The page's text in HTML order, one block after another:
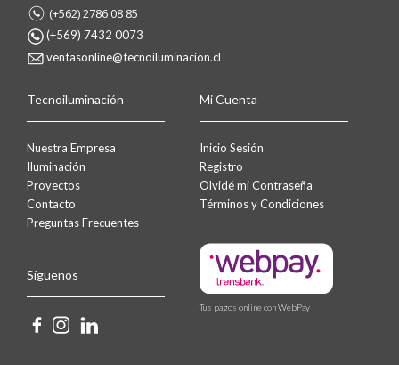
(+562) 2786 08 85
(+569) 7432 0073
ventasonline@tecnoiluminacion.cl
Tecnoiluminación
Nuestra Empresa
Iluminación
Proyectos
Contacto
Preguntas Frecuentes
Síguenos
Mi Cuenta
Inicio Sesión
Registro
Olvidé mi Contraseña
Términos y Condiciones
Tus pagos online con WebPay